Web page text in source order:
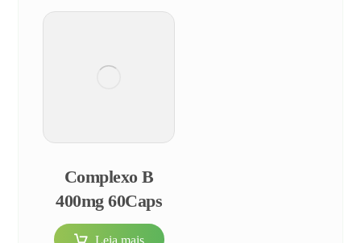
Complexo B
400mg 60Caps
Leia mais